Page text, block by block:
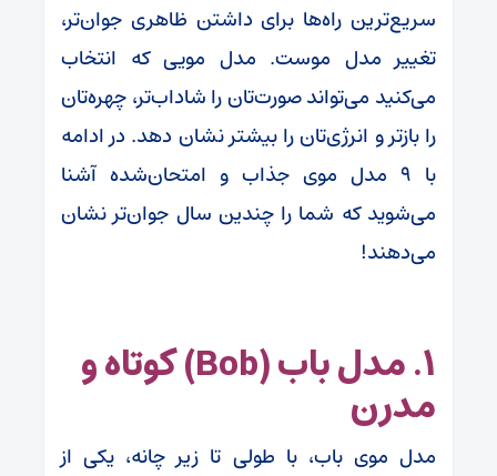
سریع‌ترین راه‌ها برای داشتن ظاهری جوان‌تر،
تغییر مدل موست. مدل مویی که انتخاب
می‌کنید می‌تواند صورت‌تان را شاداب‌تر، چهره‌تان
را بازتر و انرژی‌تان را بیشتر نشان دهد. در ادامه
با ۹ مدل موی جذاب و امتحان‌شده آشنا
می‌شوید که شما را چندین سال جوان‌تر نشان
می‌دهند!
۱. مدل باب (Bob) کوتاه و
مدرن
مدل موی باب، با طولی تا زیر چانه، یکی از